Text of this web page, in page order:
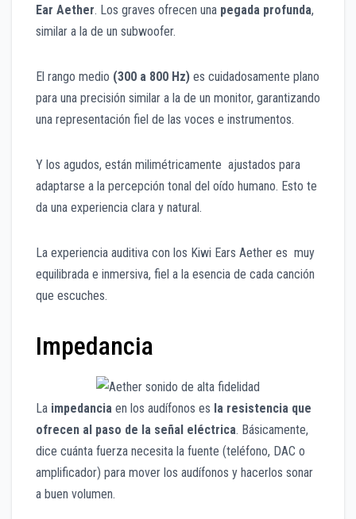
Ear Aether. Los graves ofrecen una pegada profunda,
similar a la de un subwoofer.
El rango medio (300 a 800 Hz) es cuidadosamente plano
para una precisión similar a la de un monitor, garantizando
una representación fiel de las voces e instrumentos.
Y los agudos, están milimétricamente ajustados para
adaptarse a la percepción tonal del oído humano. Esto te
da una experiencia clara y natural.
La experiencia auditiva con los Kiwi Ears Aether es muy
equilibrada e inmersiva, fiel a la esencia de cada canción
que escuches.
Impedancia
La impedancia en los audífonos es la resistencia que
ofrecen al paso de la señal eléctrica. Básicamente,
dice cuánta fuerza necesita la fuente (teléfono, DAC o
amplificador) para mover los audífonos y hacerlos sonar
a buen volumen.